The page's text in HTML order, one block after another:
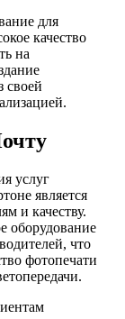
для
качество
на
своей
услуг
является
и качеству.
оборудование
что
фотопечати